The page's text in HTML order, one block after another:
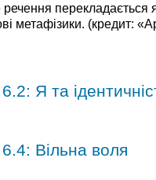
перекладається
метафізики. (кредит:
6.2: Я та
6.4: Вільна воля